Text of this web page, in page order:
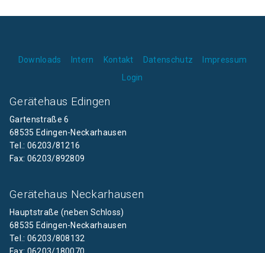
Downloads Intern Kontakt Datenschutz
Impressum
Login
Gerätehaus Edingen
Gartenstraße 6
68535 Edingen-Neckarhausen
Tel.: 06203/81216
Fax: 06203/892809
Gerätehaus Neckarhausen
Hauptstraße (neben Schloss)
68535 Edingen-Neckarhausen
Tel.: 06203/808132